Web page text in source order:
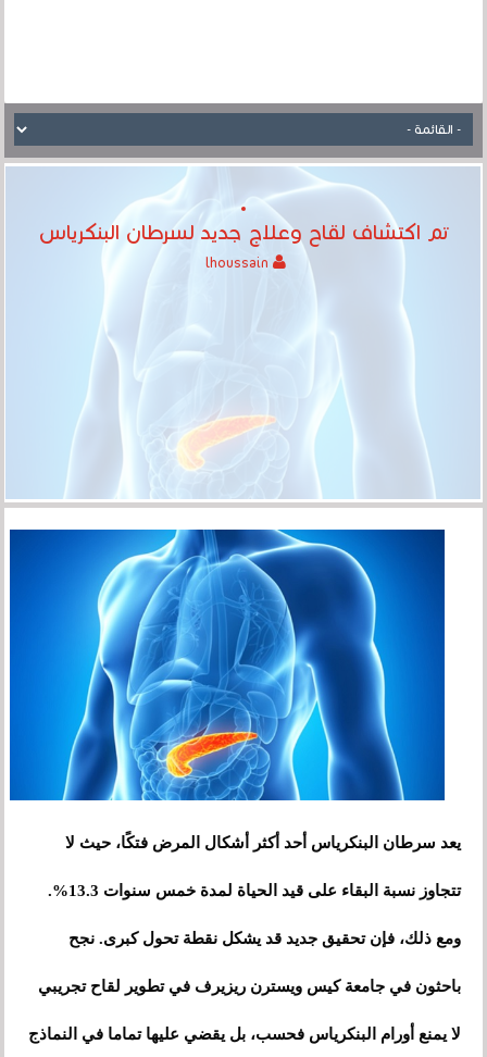
تم اكتشاف لقاح وعلاج جديد لسرطان البنكرياس
يعد سرطان البنكرياس أحد أكثر أشكال المرض فتكًا، حيث لا
تتجاوز نسبة البقاء على قيد الحياة لمدة خمس سنوات 13.3%.
ومع ذلك، فإن تحقيق جديد قد يشكل نقطة تحول كبرى. نجح
باحثون في جامعة كيس ويسترن ريزيرف في تطوير لقاح تجريبي
لا يمنع أورام البنكرياس فحسب، بل يقضي عليها تماما في النماذج